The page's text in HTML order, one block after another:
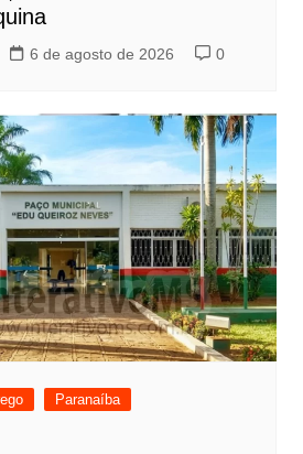
6 de agosto de 2026 0
Paranaíba